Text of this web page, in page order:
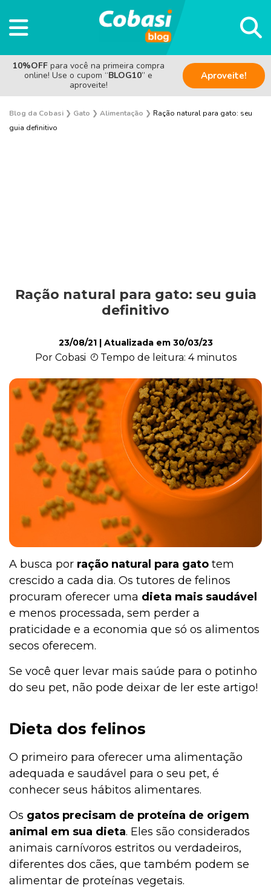
10%OFF para você na primeira compra
online! Use o cupom “BLOG10” e
aproveite!
Aproveite!
Blog da Cobasi ❯ Gato ❯ Alimentação ❯ Ração natural para gato: seu
guia definitivo
Comportamento
Curiosidades
Filhote
Higiene
Ração natural para gato: seu guia
definitivo
23/08/21| Atualizada em 30/03/23
Por Cobasi Tempo de leitura: 4 minutos
A busca por ração natural para gato tem
crescido a cada dia. Os tutores de felinos
procuram oferecer uma dieta mais saudável
e menos processada, sem perder a
praticidade e a economia que só os alimentos
secos oferecem.
Se você quer levar mais saúde para o potinho
do seu pet, não pode deixar de ler este artigo!
Dieta dos felinos
O primeiro para oferecer uma alimentação
adequada e saudável para o seu pet, é
conhecer seus hábitos alimentares.
Os gatos precisam de proteína de origem
animal em sua dieta. Eles são considerados
animais carnívoros estritos ou verdadeiros,
diferentes dos cães, que também podem se
alimentar de proteínas vegetais.